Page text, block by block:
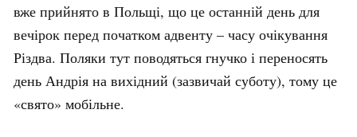
вже прийнято в Польщі, що це останній день для
вечірок перед початком адвенту – часу очікування
Різдва. Поляки тут поводяться гнучко і переносять
день Андрія на вихідний (зазвичай суботу), тому це
«свято» мобільне.